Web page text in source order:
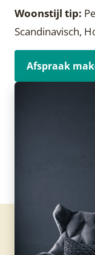
Woonstijl tip:
Scandinavisch,
Afspraak